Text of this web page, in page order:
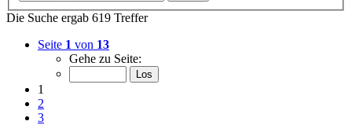
Die Suche ergab 619 Treffer
Seite 1 von 13
Gehe zu Seite:
1
2
3